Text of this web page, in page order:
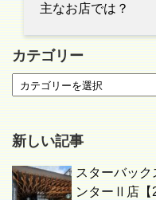
主なお店では？
カテゴリー
新しい記事
スターバック
ンターⅡ店【